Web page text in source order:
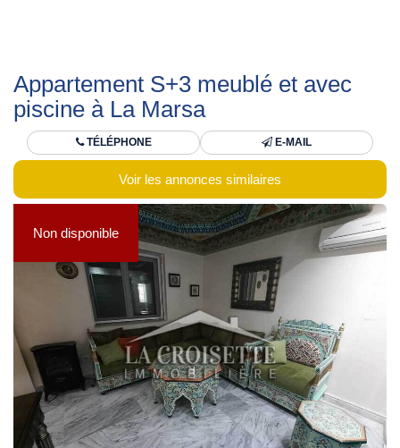
Appartement S+3 meublé et avec
piscine à La Marsa
TÉLÉPHONE E-MAIL
Voir les annonces similaires
Non disponible